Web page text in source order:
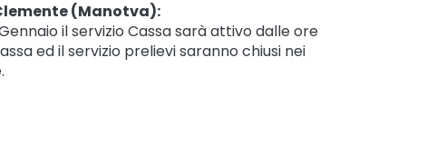
(Manotva):
il servizio Cassa sarà attivo dalle ore
ed il servizio prelievi saranno chiusi nei